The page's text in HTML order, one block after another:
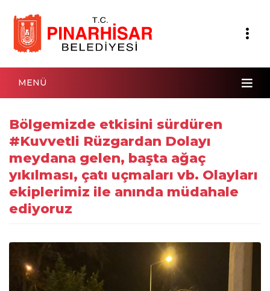
MENÜ
Bölgemizde etkisini sürdüren
#Kuvvetli Rüzgardan Dolayı
meydana gelen, başta ağaç
yıkılması, çatı uçmaları vb. Olayları
ekiplerimiz ile anında müdahale
ediyoruz